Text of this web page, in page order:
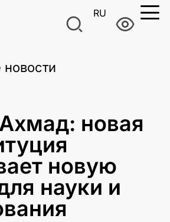
RU
новости
новая
новую
науки и